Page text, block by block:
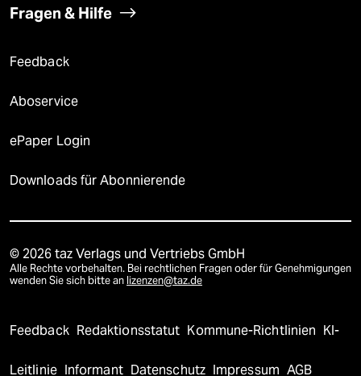
Fragen & Hilfe
Feedback
Aboservice
ePaper Login
Downloads für Abonnierende
© 2026 taz Verlags und Vertriebs GmbH
Alle Rechte vorbehalten. Bei rechtlichen Fragen oder für Genehmigungen
wenden Sie sich bitte an lizenzen@taz.de
Feedback Redaktionsstatut Kommune-Richtlinien KI-
Leitlinie Informant Datenschutz Impressum AGB